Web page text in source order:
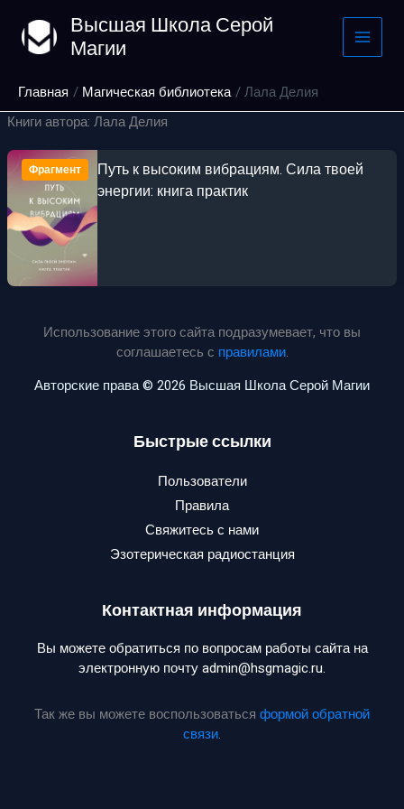
содержимому
Высшая Школа Серой
Магии
Главная Магическая библиотека
Лала Делия
Книги автора: Лала Делия
Фрагмент
Путь к высоким вибрациям. Сила твоей
энергии: книга практик
Использование этого сайта подразумевает, что вы
соглашаетесь с правилами.
Авторские права © 2026 Высшая Школа Серой Магии
Быстрые ссылки
Пользователи
Правила
Свяжитесь с нами
Эзотерическая радиостанция
Контактная информация
Вы можете обратиться по вопросам работы сайта на
электронную почту admin@hsgmagic.ru.
Так же вы можете воспользоваться формой обратной
связи.